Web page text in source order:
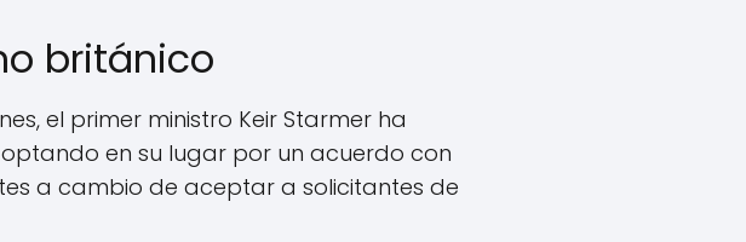
británico
el primer ministro Keir Starmer ha
optando en su lugar por un acuerdo con
a cambio de aceptar a solicitantes de